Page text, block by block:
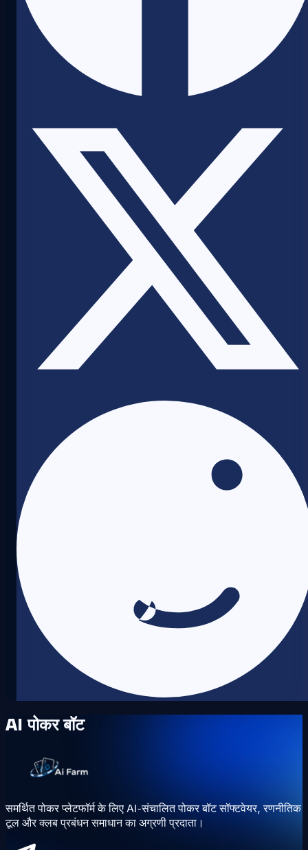
AI पोकर बॉट
समर्थित पोकर प्लेटफॉर्म के लिए AI-संचालित पोकर बॉट सॉफ्टवेयर, रणनीतिक
टूल और क्लब प्रबंधन समाधान का अग्रणी प्रदाता।